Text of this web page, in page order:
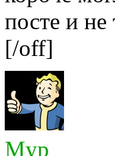
посте и не
[/off]
Myp